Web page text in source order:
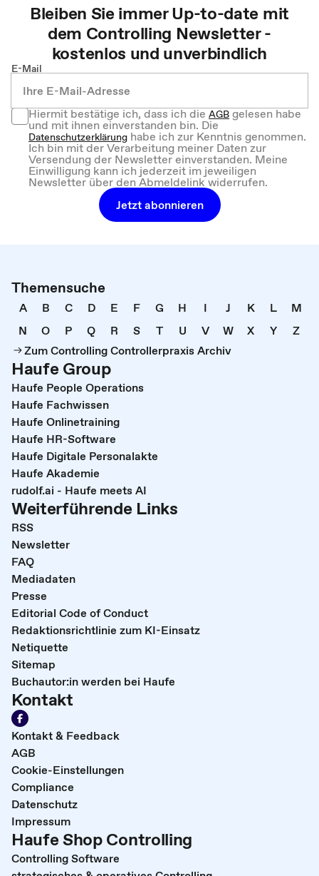
Bleiben Sie immer Up-to-date mit
dem Controlling Newsletter -
kostenlos und unverbindlich
E-Mail
Hiermit bestätige ich, dass ich dieAGBgelesen habe
und mit ihnen einverstanden bin. Die
Datenschutzerklärung habe ich zur Kenntnis genommen.
Ich bin mit der Verarbeitung meiner Daten zur
Versendung der Newsletter einverstanden. Meine
Einwilligung kann ich jederzeit im jeweiligen
Newsletter über den Abmeldelink widerrufen.
Jetzt abonnieren
Themensuche
A B C D E F G H I J K L
M
N
O P Q R S T U V W X Y
Z
Zum Controlling Controllerpraxis Archiv
Haufe Group
Haufe People Operations
Haufe Fachwissen
Haufe Onlinetraining
Haufe HR-Software
Haufe Digitale Personalakte
Haufe Akademie
rudolf.ai - Haufe meets AI
Weiterführende Links
RSS
Newsletter
FAQ
Mediadaten
Presse
Editorial Code of Conduct
Redaktionsrichtlinie zum KI-Einsatz
Netiquette
Sitemap
Buchautor:in werden bei Haufe
Kontakt
Kontakt & Feedback
AGB
Cookie-Einstellungen
Compliance
Datenschutz
Impressum
Haufe Shop Controlling
Controlling Software